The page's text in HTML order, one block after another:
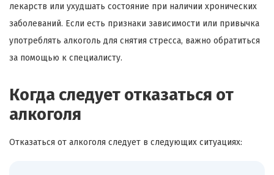
лекарств или ухудшать состояние при наличии хронических
заболеваний. Если есть признаки зависимости или привычка
употреблять алкоголь для снятия стресса, важно обратиться
за помощью к специалисту.
Когда следует отказаться от
алкоголя
Отказаться от алкоголя следует в следующих ситуациях: